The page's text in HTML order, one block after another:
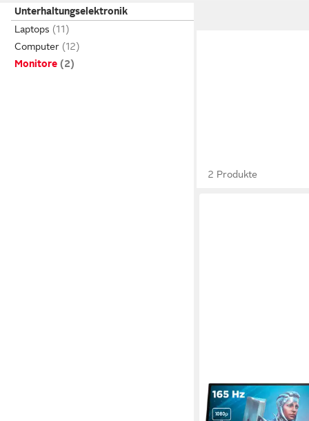
Unterhaltungselektronik
Laptops
Computer
Monitore
2 Produkte